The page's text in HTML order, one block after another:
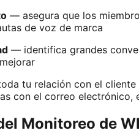
— asegura que los
de voz de marca
— identifica grandes
tu relación con el
con el correo
Monitoreo de